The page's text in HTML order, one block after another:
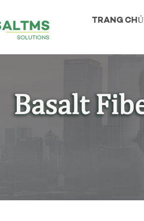
TRANG CHỦ